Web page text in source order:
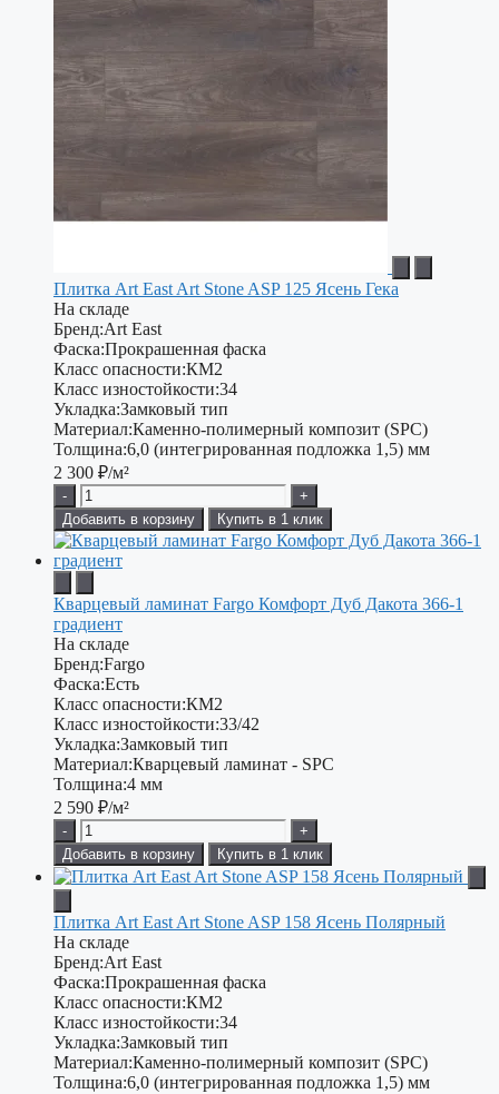
Плитка Art East Art Stone ASP 125 Ясень Гека
На складе
Бренд:Art East
Фаска:Прокрашенная фаска
Класс опасности:КМ2
Класс изностойкости:34
Укладка:Замковый тип
Материал:Каменно-полимерный композит (SPC)
Толщина:6,0 (интегрированная подложка 1,5) мм
2 300 ₽/м²
-
+
Добавить в корзину
Купить в 1 клик
Кварцевый ламинат Fargo Комфорт Дуб Дакота 366-1
градиент
На складе
Бренд:Fargo
Фаска:Есть
Класс опасности:КМ2
Класс изностойкости:33/42
Укладка:Замковый тип
Материал:Кварцевый ламинат - SPC
Толщина:4 мм
2 590 ₽/м²
-
+
Добавить в корзину
Купить в 1 клик
Плитка Art East Art Stone ASP 158 Ясень Полярный
На складе
Бренд:Art East
Фаска:Прокрашенная фаска
Класс опасности:КМ2
Класс изностойкости:34
Укладка:Замковый тип
Материал:Каменно-полимерный композит (SPC)
Толщина:6,0 (интегрированная подложка 1,5) мм